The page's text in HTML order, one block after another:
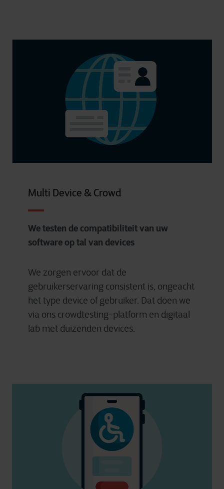
Multi Device & Crowd
We testen de compatibiliteit van uw
software op tal van devices
We zorgen ervoor dat de
gebruikerservaring consistent is, ongeacht
het type device of gebruiker. Dat doen we
via ons crowdtesting-platform en digitaal
lab met duizenden devices.